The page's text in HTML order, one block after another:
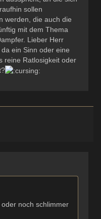
sollen
werden, die auch die
mit dem Thema
Lieber Herr
ein Sinn oder eine
reine Ratlosigkeit oder
noch schlimmer